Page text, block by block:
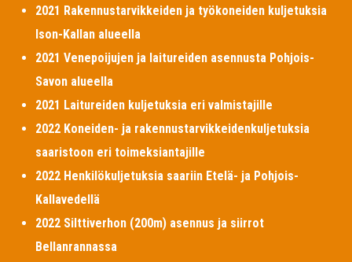
2021 Rakennustarvikkeiden ja työkoneiden kuljetuksia
Ison-Kallan alueella
2021 Venepoijujen ja laitureiden asennusta Pohjois-
Savon alueella
2021 Laitureiden kuljetuksia eri valmistajille
2022 Koneiden- ja rakennustarvikkeidenkuljetuksia
saaristoon eri toimeksiantajille
2022 Henkilökuljetuksia saariin Etelä- ja Pohjois-
Kallavedellä
2022 Silttiverhon (200m) asennus ja siirrot
Bellanrannassa